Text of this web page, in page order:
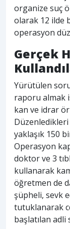
organize suç
olarak 12 ilde
operasyon
Gerçek
Yürütülen
raporu almak
kan ve idrar
Düzenledikleri
yaklaşık 150
Operasyon
doktor ve 3
kullanarak
öğretmen de
şüpheli, sevk
tutuklanarak
başlatılan